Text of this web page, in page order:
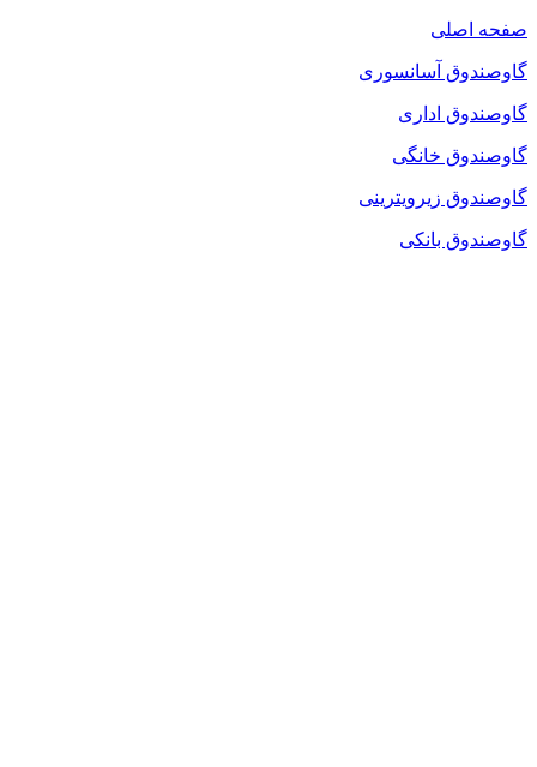
صفحه اصلی
گاوصندوق آسانسوری
گاوصندوق اداری
گاوصندوق خانگی
گاوصندوق زیرویترینی
گاوصندوق بانکی